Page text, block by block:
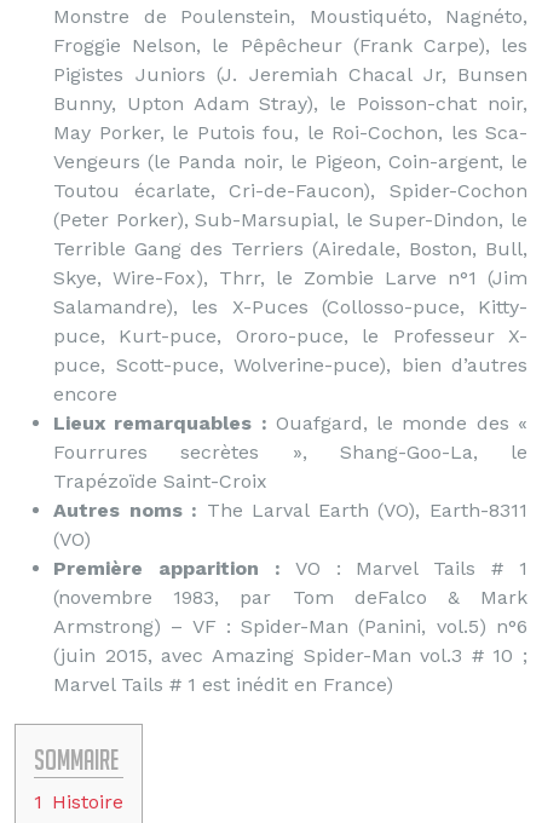
Monstre de Poulenstein, Moustiquéto, Nagnéto,
Froggie Nelson, le Pêpêcheur (Frank Carpe), les
Pigistes Juniors (J. Jeremiah Chacal Jr, Bunsen
Bunny, Upton Adam Stray), le Poisson-chat noir,
May Porker, le Putois fou, le Roi-Cochon, les Sca-
Vengeurs (le Panda noir, le Pigeon, Coin-argent, le
Toutou écarlate, Cri-de-Faucon), Spider-Cochon
(Peter Porker), Sub-Marsupial, le Super-Dindon, le
Terrible Gang des Terriers (Airedale, Boston, Bull,
Skye, Wire-Fox), Thrr, le Zombie Larve n°1 (Jim
Salamandre), les X-Puces (Collosso-puce, Kitty-
puce, Kurt-puce, Ororo-puce, le Professeur X-
puce, Scott-puce, Wolverine-puce), bien d’autres
encore
Lieux remarquables : Ouafgard, le monde des «
Fourrures secrètes », Shang-Goo-La, le
Trapézoïde Saint-Croix
Autres noms : The Larval Earth (VO), Earth-8311
(VO)
Première apparition : VO : Marvel Tails # 1
(novembre 1983, par Tom deFalco & Mark
Armstrong) – VF : Spider-Man (Panini, vol.5) n°6
(juin 2015, avec Amazing Spider-Man vol.3 # 10 ;
Marvel Tails # 1 est inédit en France)
Sommaire
1 Histoire